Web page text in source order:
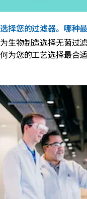
选择您的过滤器。哪种
为生物制造选择无菌过
何为您的工艺选择最合